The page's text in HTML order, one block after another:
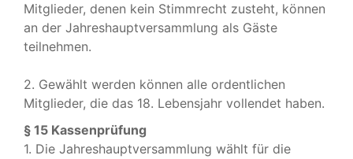
Mitglieder, denen kein Stimmrecht zusteht, können
an der Jahreshauptversammlung als Gäste
teilnehmen.
2. Gewählt werden können alle ordentlichen
Mitglieder, die das 18. Lebensjahr vollendet haben.
§ 15 Kassenprüfung
1. Die Jahreshauptversammlung wählt für die